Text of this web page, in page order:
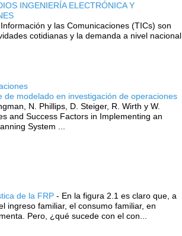
INGENIERÍA ELECTRÓNICA Y
y las Comunicaciones (TICs) son
cotidianas y la demanda a nivel nacional
de modelado en investigación de operaciones
N. Phillips, D. Steiger, R. Wirth y W.
and Success Factors in Implementing an
System ...
de la FRP - En la figura 2.1 es claro que, a
ingreso familiar, el consumo familiar, en
Pero, ¿qué sucede con el con...